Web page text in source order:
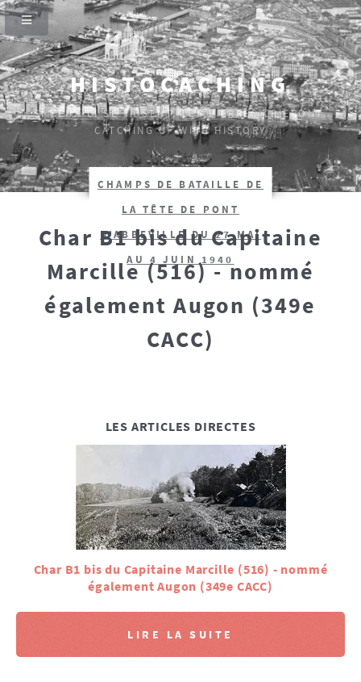
HISTOCACHING
SI CEUX-CI SE TAISENT, LES PIERRES CRIERONT.
CATCHING UP WITH HISTORY
CHAMPS DE BATAILLE DE
LA TÊTE DE PONT
D’ABBEVILLE DU 27 MAI
AU 4 JUIN 1940
Char B1 bis du Capitaine
Marcille (516) - nommé
également Augon (349e
CACC)
LES ARTICLES DIRECTES
Char B1 bis du Capitaine Marcille (516) - nommé
également Augon (349e CACC)
LIRE LA SUITE